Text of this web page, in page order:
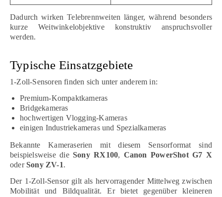
Dadurch wirken Telebrennweiten länger, während besonders
kurze Weitwinkelobjektive konstruktiv anspruchsvoller
werden.
Typische Einsatzgebiete
1-Zoll-Sensoren finden sich unter anderem in:
Premium-Kompaktkameras
Bridgekameras
hochwertigen Vlogging-Kameras
einigen Industriekameras und Spezialkameras
Bekannte Kameraserien mit diesem Sensorformat sind
beispielsweise dieSony RX100, Canon PowerShot G7 X
oderSony ZV-1.
Der 1-Zoll-Sensor gilt als hervorragender Mittelweg zwischen
Mobilität und Bildqualität. Er bietet gegenüber kleineren